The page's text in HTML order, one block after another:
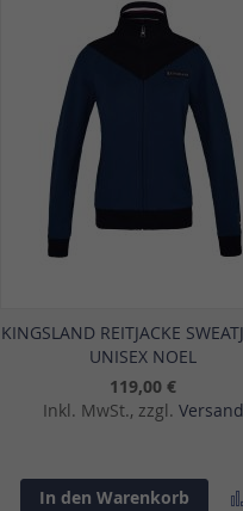
KINGSLAND REITJACKE
UNISEX NOEL
119,00 €
Inkl. MwSt., zzgl. Versand
In den Warenkorb